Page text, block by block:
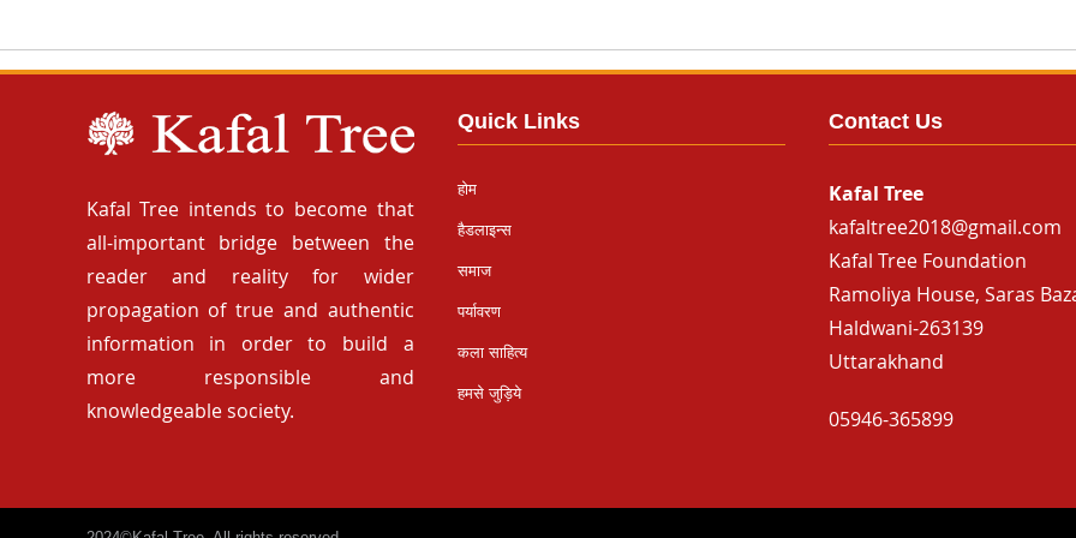
Kafal Tree intends to become that
all-important bridge between the
reader and reality for wider
propagation of true and authentic
information in order to build a
more responsible and
knowledgeable society.
Quick Links
होम
हैडलाइन्स
समाज
पर्यावरण
कला साहित्य
हमसे जुड़िये
Contact Us
Kafal Tree
kafaltree2018@gmail.com
Kafal Tree Foundation
Ramoliya House, Saras
Haldwani-263139
Uttarakhand
05946-365899